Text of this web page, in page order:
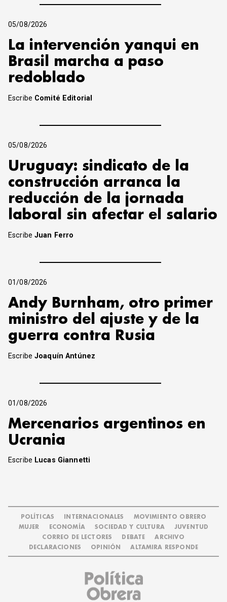
05/08/2026
La intervención yanqui en
Brasil marcha a paso
redoblado
Escribe Comité Editorial
05/08/2026
Uruguay: sindicato de la
construcción arranca la
reducción de la jornada
laboral sin afectar el salario
EscribeJuan Ferro
01/08/2026
Andy Burnham, otro primer
ministro del ajuste y de la
guerra contra Rusia
EscribeJoaquín Antúnez
01/08/2026
Mercenarios argentinos en
Ucrania
Escribe Lucas Giannetti
POLÍTICAS INTERNACIONALES
MOVIMIENTO OBRERO
MUJER
ECONOMÍA SOCIEDAD Y CULTURA
JUVENTUD
CORREO DE LECTORES
DEBATE
ARCHIVO
DECLARACIONES
OPINIÓN ALTAMIRA RESPONDE